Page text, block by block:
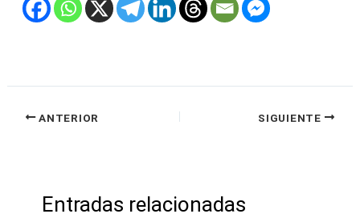
ANTERIOR SIGUIENTE
Entradas relacionadas